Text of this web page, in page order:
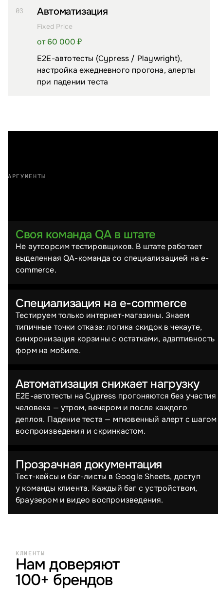
03 Автоматизация
Fixed Price
E2E-автотесты (Cypress / Playwright),
настройка ежедневного прогона, алерты
при падении теста
от 60 000 ₽
АРГУМЕНТЫ
Своя команда QA в штате
Не аутсорсим тестировщиков. В штате работает
выделенная QA-команда со специализацией на e-
commerce.
Специализация на e-commerce
Тестируем только интернет-магазины. Знаем
типичные точки отказа: логика скидок в чекауте,
синхронизация корзины с остатками, адаптивность
форм на мобиле.
Автоматизация снижает нагрузку
E2E-автотесты на Cypress прогоняются без участия
человека — утром, вечером и после каждого
деплоя. Падение теста — мгновенный алерт с шагом
воспроизведения и скринкастом.
Прозрачная документация
Тест-кейсы и баг-листы в Google Sheets, доступ
у команды клиента. Каждый баг с устройством,
браузером и видео воспроизведения.
КЛИЕНТЫ
Нам доверяют
100+ брендов